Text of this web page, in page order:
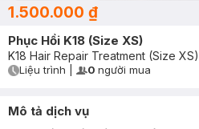
1.500.000 ₫
Phục Hồi K18 (Size XS)
K18 Hair Repair Treatment (Size XS)
Timer Gray Icon
Liệu trình User Product Icon
0 người mua
Mô tả dịch vụ